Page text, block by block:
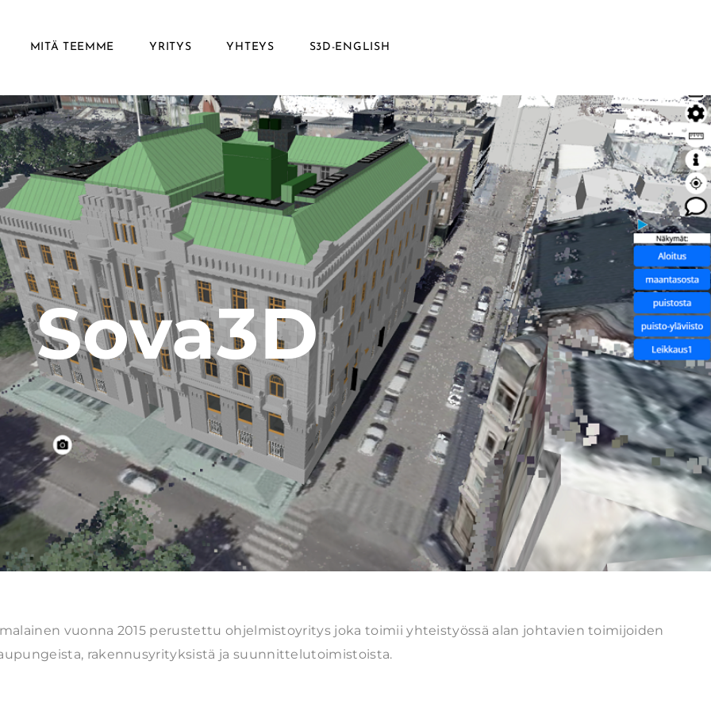
MITÄ TEEMME YRITYS YHTEYS S3D-ENGLISH
Sova3D
vuonna 2015 perustettu ohjelmistoyritys joka toimii yhteistyössä alan johtavien toimijoiden
rakennusyrityksistä ja suunnittelutoimistoista.